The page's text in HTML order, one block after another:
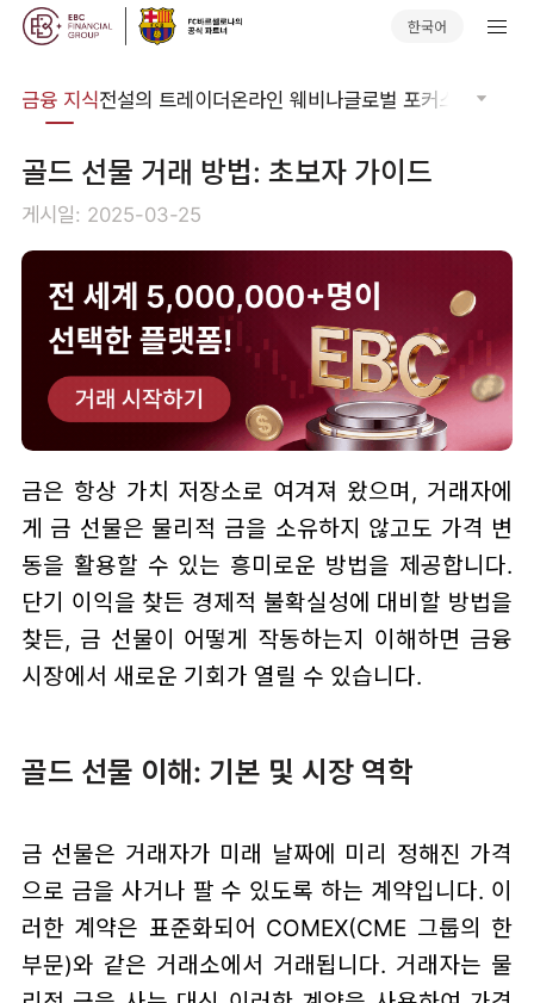
한국어
금융 지식전설의 트레이더온라인 웨비나글로벌 포커스 기술적
골드 선물 거래 방법: 초보자 가이드
게시일: 2025-03-25
금은 항상 가치 저장소로 여겨져 왔으며, 거래자에
게 금 선물은 물리적 금을 소유하지 않고도 가격 변
동을 활용할 수 있는 흥미로운 방법을 제공합니다.
단기 이익을 찾든 경제적 불확실성에 대비할 방법을
찾든, 금 선물이 어떻게 작동하는지 이해하면 금융
시장에서 새로운 기회가 열릴 수 있습니다.
골드 선물 이해: 기본 및 시장 역학
금 선물은 거래자가 미래 날짜에 미리 정해진 가격
으로 금을 사거나 팔 수 있도록 하는 계약입니다. 이
러한 계약은 표준화되어 COMEX(CME 그룹의 한
부문)와 같은 거래소에서 거래됩니다. 거래자는 물